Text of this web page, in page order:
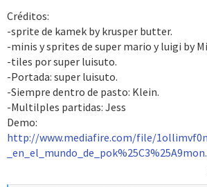
Créditos:
-sprite de kamek by krusper butter.
-minis y sprites de super mario y luigi by
-tiles por super luisuto.
-Portada: super luisuto.
-Siempre dentro de pasto: Klein.
-Multilples partidas: Jess
Demo:
http://www.mediafire.com/file/